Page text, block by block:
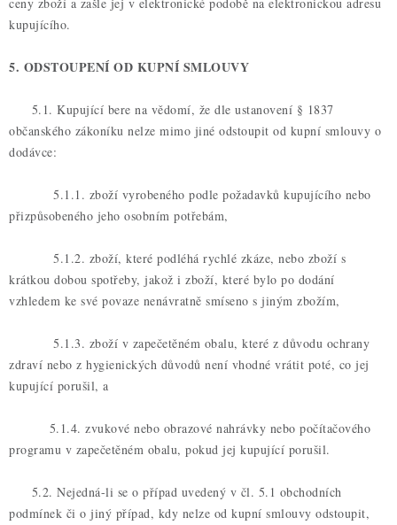
ceny zboží a zašle jej v elektronické podobě na elektronickou adresu
kupujícího.
5. ODSTOUPENÍ OD KUPNÍ SMLOUVY
5.1. Kupující bere na vědomí, že dle ustanovení § 1837
občanského zákoníku nelze mimo jiné odstoupit od kupní smlouvy o
dodávce:
5.1.1. zboží vyrobeného podle požadavků kupujícího nebo
přizpůsobeného jeho osobním potřebám,
5.1.2. zboží, které podléhá rychlé zkáze, nebo zboží s
krátkou dobou spotřeby, jakož i zboží, které bylo po dodání
vzhledem ke své povaze nenávratně smíseno s jiným zbožím,
5.1.3. zboží v zapečetěném obalu, které z důvodu ochrany
zdraví nebo z hygienických důvodů není vhodné vrátit poté, co jej
kupující porušil, a
5.1.4. zvukové nebo obrazové nahrávky nebo počítačového
programu v zapečetěném obalu, pokud jej kupující porušil.
5.2. Nejedná-li se o případ uvedený v čl. 5.1 obchodních
podmínek či o jiný případ, kdy nelze od kupní smlouvy odstoupit,